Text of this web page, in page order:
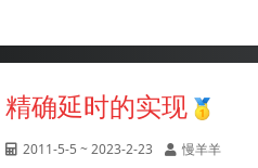
精确延时的实现
2011-5-5 ~ 2023-2-23 慢羊羊